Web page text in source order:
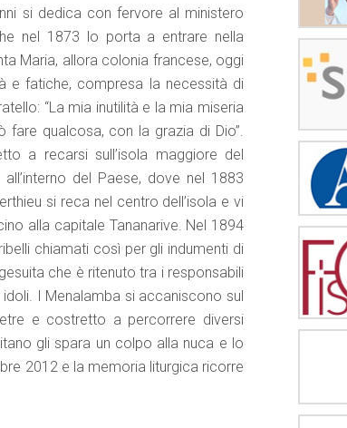
si dedica con fervore al ministero
nel 1873 lo porta a entrare nella
Maria, allora colonia francese, oggi
e fatiche, compresa la necessità di
“La mia inutilità e la mia miseria
fare qualcosa, con la grazia di Dio”.
a recarsi sull’isola maggiore del
del Paese, dove nel 1883
si reca nel centro dell’isola e vi
alla capitale Tananarive. Nel 1894
chiamati così per gli indumenti di
che è ritenuto tra i responsabili
I Menalamba si accaniscono sul
e costretto a percorrere diversi
gli spara un colpo alla nuca e lo
2012 e la memoria liturgica ricorre